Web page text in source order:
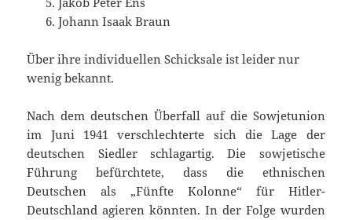
Johann Isaak Braun
Über ihre individuellen Schicksale ist leider nur
wenig bekannt.
Nach dem deutschen Überfall auf die Sowjetunion
im Juni 1941 verschlechterte sich die Lage der
deutschen Siedler schlagartig. Die sowjetische
Führung befürchtete, dass die ethnischen
Deutschen als „Fünfte Kolonne“ für Hitler-
Deutschland agieren könnten. In der Folge wurden